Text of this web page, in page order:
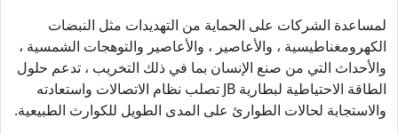
لمساعدة الشركات على الحماية من التهديدات مثل النبضات
الكهرومغناطيسية ، والأعاصير ، والأعاصير والتوهجات الشمسية ،
والأحداث التي من صنع الإنسان بما في ذلك التخريب ، تدعم حلول
الطاقة الاحتياطية لبطارية JB تصلب نظام الاتصالات واستعادته
والاستجابة لحالات الطوارئ على المدى الطويل للكوارث الطبيعية.